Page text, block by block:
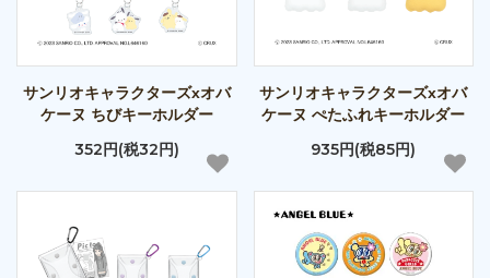
サンリオキャラクターズxオバ
ケーヌ ちびキーホルダー
352円(税32円)
サンリオキャラクターズxオバ
ケーヌ ぺたふれキーホルダー
935円(税85円)